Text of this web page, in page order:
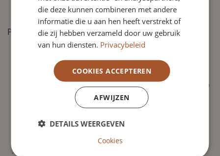
Integriteit, een sterk verantwoordelijkheidsgevoel en een
onafhankelijke opstelling zijn voor jou vanzelfsprekend.
Profiel voor de portefeuille financiën
Je hebt een sterke financiële achtergrond en beschikt over
kennis en ervaring met verenigingsfinanciën en de
bijbehorende financieringsvraagstukken.
Je hebt goed zicht op financiële ontwikkelingen binnen de
overheid en de zorgsector.
Ervaring met projectfinanciering (zoals subsidies) en
inzicht in financiële geldstromen vanuit wetgeving is een
die deze kunnen combineren met andere
informatie die u aan hen heeft verstrekt of
die zij hebben verzameld door uw gebruik
van hun diensten. Privacybeleid
COOKIES ACCEPTEREN
AFWIJZEN
DETAILS WEERGEVEN
Cookies